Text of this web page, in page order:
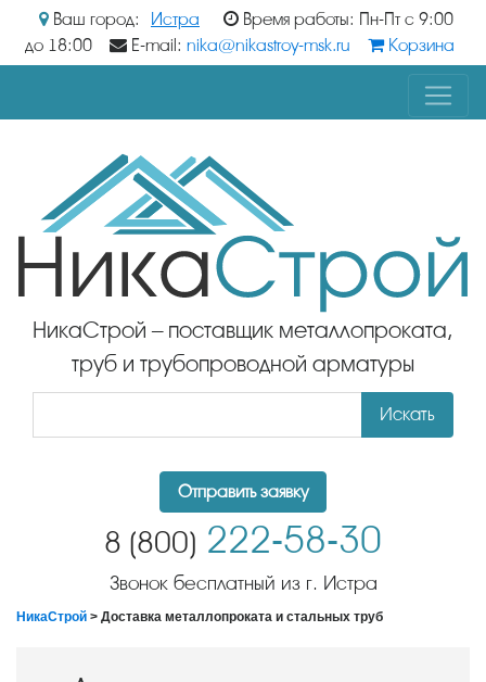
Ваш город: Истра
Время работы: Пн-Пт с 9:00
до 18:00
E-mail: nika@nikastroy-msk.ru Корзина
НикаСтрой – поставщик металлопроката,
труб и трубопроводной арматуры
Искать
Отправить заявку
8 (800) 222-58-30
Звонок бесплатный из г. Истра
НикаСтрой > Доставка металлопроката и стальных труб